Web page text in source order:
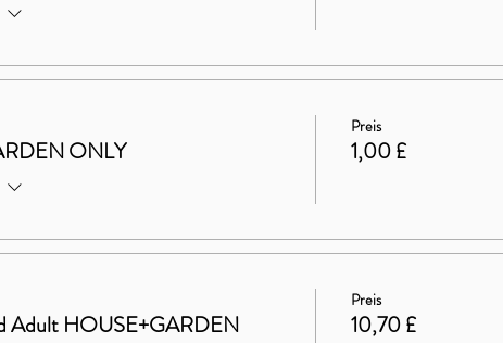
ONLY
Preis
1,00 £
Adult HOUSE+GARDEN
Preis
10,70 £